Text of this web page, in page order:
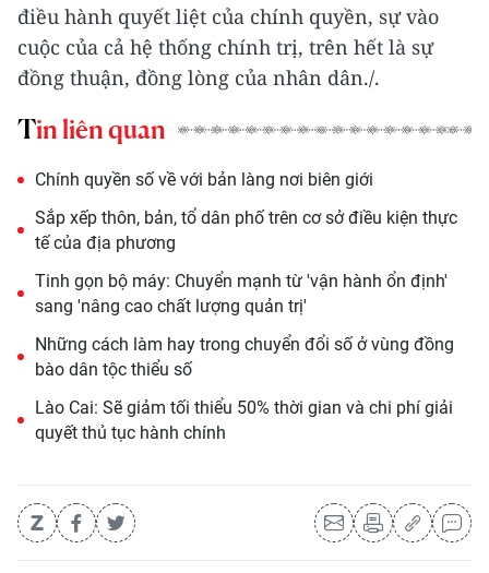
điều hành quyết liệt của chính quyền, sự vào
cuộc của cả hệ thống chính trị, trên hết là sự
đồng thuận, đồng lòng của nhân dân./.
Tin liên quan
Chính quyền số về với bản làng nơi biên giới
Sắp xếp thôn, bản, tổ dân phố trên cơ sở điều kiện thực
tế của địa phương
Tinh gọn bộ máy: Chuyển mạnh từ 'vận hành ổn định'
sang 'nâng cao chất lượng quản trị'
Những cách làm hay trong chuyển đổi số ở vùng đồng
bào dân tộc thiểu số
Lào Cai: Sẽ giảm tối thiểu 50% thời gian và chi phí giải
quyết thủ tục hành chính